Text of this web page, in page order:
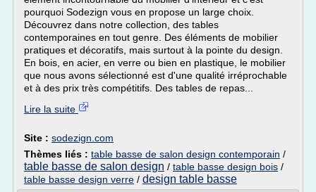
pourquoi Sodezign vous en propose un large choix.
Découvrez dans notre collection, des tables
contemporaines en tout genre. Des éléments de mobilier
pratiques et décoratifs, mais surtout à la pointe du design.
En bois, en acier, en verre ou bien en plastique, le mobilier
que nous avons sélectionné est d'une qualité irréprochable
et à des prix très compétitifs. Des tables de repas...
Lire la suite
Site : sodezign.com
Thèmes liés : table basse de salon design contemporain /
table basse de salon design / table basse design bois /
table basse design verre / design table basse